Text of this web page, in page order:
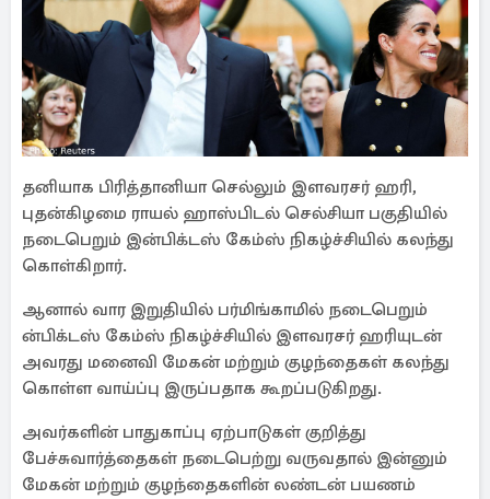
தனியாக பிரித்தானியா செல்லும் இளவரசர் ஹரி,
புதன்கிழமை ராயல் ஹாஸ்பிடல் செல்சியா பகுதியில்
நடைபெறும் இன்பிக்டஸ் கேம்ஸ் நிகழ்ச்சியில் கலந்து
கொள்கிறார்.
ஆனால் வார இறுதியில் பர்மிங்காமில் நடைபெறும்
ன்பிக்டஸ் கேம்ஸ் நிகழ்ச்சியில் இளவரசர் ஹரியுடன்
அவரது மனைவி மேகன் மற்றும் குழந்தைகள் கலந்து
கொள்ள வாய்ப்பு இருப்பதாக கூறப்படுகிறது.
அவர்களின் பாதுகாப்பு ஏற்பாடுகள் குறித்து
பேச்சுவார்த்தைகள் நடைபெற்று வருவதால் இன்னும்
மேகன் மற்றும் குழந்தைகளின் லண்டன் பயணம்